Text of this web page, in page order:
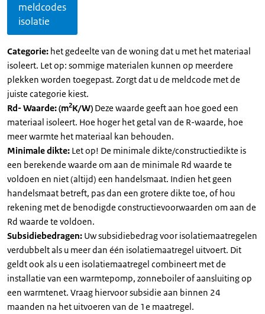
meldcodes
isolatie
Categorie: het gedeelte van de woning dat u met het materiaal
isoleert. Let op: sommige materialen kunnen op meerdere
plekken worden toegepast. Zorgt dat u de meldcode met de
juiste categorie kiest.
Rd- Waarde: (m2K/W) Deze waarde geeft aan hoe goed een
materiaal isoleert. Hoe hoger het getal van de R-waarde, hoe
meer warmte het materiaal kan behouden.
Minimale dikte: Let op! De minimale dikte/constructiedikte is
een berekende waarde om aan de minimale Rd waarde te
voldoen en niet (altijd) een handelsmaat. Indien het geen
handelsmaat betreft, pas dan een grotere dikte toe, of hou
rekening met de benodigde constructievoorwaarden om aan de
Rd waarde te voldoen.
Subsidiebedragen: Uw subsidiebedrag voor isolatiemaatregelen
verdubbelt als u meer dan één isolatiemaatregel uitvoert. Dit
geldt ook als u een isolatiemaatregel combineert met de
installatie van een warmtepomp, zonneboiler of aansluiting op
een warmtenet. Vraag hiervoor subsidie aan binnen 24
maanden na het uitvoeren van de 1e maatregel.